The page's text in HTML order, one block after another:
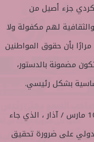
جزء أصيل من
لهم مكفولة ولا
بأن حقوق المواطنين
مضمونة بالدستور،
بشكل رئيسي.
وعلى هذا الأساس، تم توقيع اتفاق 10 مارس /‏‏ آذار ، الذي جاء
على ضرورة تحقيق